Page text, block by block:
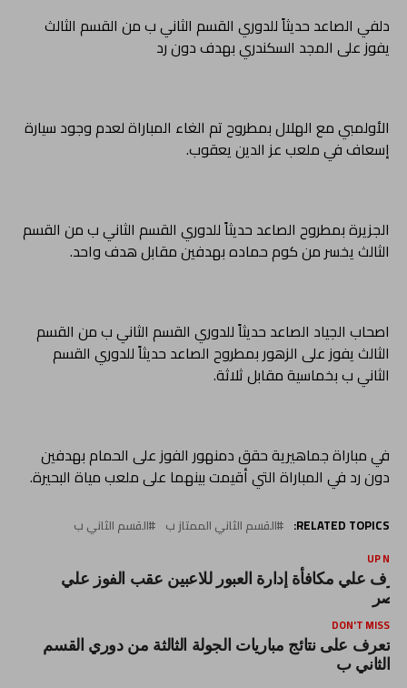
دلفي الصاعد حديثاً للدوري القسم الثاني ب من القسم الثالث
يفوز على المجد السكندري بهدف دون رد
الأولمبي مع الهلال بمطروح تم الغاء المباراة لعدم وجود سيارة
إسعاف في ملعب عز الدين يعقوب.
الجزيرة بمطروح الصاعد حديثاً للدوري القسم الثاني ب من القسم
الثالث يخسر من كوم حماده بهدفين مقابل هدف واحد.
اصحاب الجياد الصاعد حديثاً للدوري القسم الثاني ب من القسم
الثالث يفوز على الزهور بمطروح الصاعد حديثاً للدوري القسم
الثاني ب بخماسية مقابل ثلاثة.
في مباراة جماهيرية حقق دمنهور الفوز على الحمام بهدفين
دون رد في المباراة التي أقيمت بينهما على ملعب مياة البحيرة.
RELATED TOPICS: القسم الثاني الممتاز ب القسم الثاني ب
UP
علي مكافأة إدارة العبور للاعبين عقب الفوز علي
DON'T MISS
تعرف على نتائج مباريات الجولة الثالثة من دوري القسم
الثاني ب